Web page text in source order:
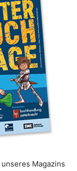
unseres Magazins